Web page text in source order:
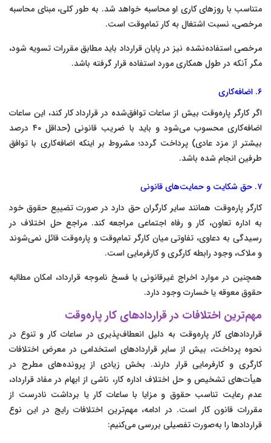
متناسب با روزهای کاری او محاسبه خواهد شد. به طور کلی، مبنای محاسبه
مرخصی، نسبت اشتغال به کار تمام‌وقت است.
مرخصی استفاده‌نشده نیز در پایان قرارداد باید مطابق مقررات تسویه شود،
مگر آنکه در طول همکاری مورد استفاده قرار گرفته باشد.
۶. اضافه‌کاری
اگر کارگر پاره‌وقت بیش از ساعات توافق‌شده در قرارداد کار کند، این ساعات
اضافه‌کاری محسوب می‌شود و باید با ضریب قانونی (حداقل ۴۰ درصد
بیشتر از مزد عادی) پرداخت گردد؛ مشروط بر اینکه اضافه‌کاری با توافق
طرفین انجام شده باشد.
۷. حق شکایت و حمایت‌های قانونی
کارگر پاره‌وقت همانند سایر کارگران حق دارد در صورت تضییع حقوق خود
به اداره تعاون، کار و رفاه اجتماعی مراجعه کند. مراجع حل اختلاف در
رسیدگی به دعاوی، تفاوتی میان کارگر تمام‌وقت و پاره‌وقت قائل نمی‌شوند
و ملاک، وجود رابطه کارگری و کارفرمایی است.
همچنین در موارد اخراج غیرقانونی یا فسخ ناموجه قرارداد، امکان مطالبه
حقوق معوقه یا خسارت وجود دارد.
مهم‌ترین اختلافات در قراردادهای کار پاره‌وقت
قراردادهای کار پاره‌وقت به دلیل انعطاف‌پذیری در ساعات کار و تنوع در
نحوه پرداخت، بیش از سایر قراردادهای استخدامی در معرض اختلافات
کارگری و کارفرمایی قرار دارند. بخش زیادی از پرونده‌های مطرح در
هیأت‌های تشخیص و حل اختلاف اداره کار، ناشی از ابهام در مفاد قرارداد،
عدم رعایت تناسب حقوق و مزایا با ساعات کار یا برداشت نادرست از
مقررات قانون کار است. در ادامه، مهم‌ترین اختلافات رایج در این نوع
قراردادها را به‌صورت تفصیلی بررسی می‌کنیم: